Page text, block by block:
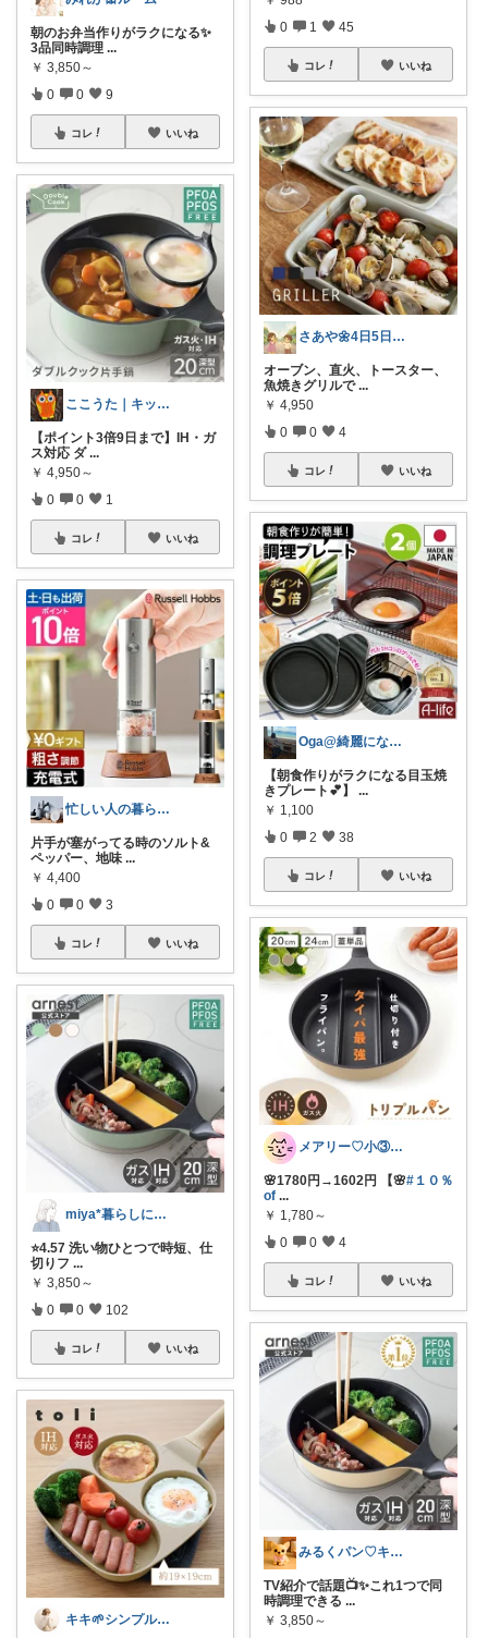
朝のお弁当作りがラクになる✨
3品同時調理 ...
￥ 3,850～
0 0 9
コレ いいね
ここうた｜キッチンから家事ラクな毎日🌼
【ポイント3倍9日まで】IH・ガ
ス対応 ダ ...
￥ 4,950～
0 0 1
コレ いいね
忙しい人の暮らしラクするROOM
片手が塞がってる時のソルト&
ペッパー、地味 ...
￥ 4,400
0 0 3
コレ いいね
miya*暮らしに役立つ楽天セレクト
⭐️4.57 洗い物ひとつで時短、仕
切りフ ...
￥ 3,850～
0 0 102
コレ いいね
キキ🌱シンプルおしゃれ服と雑貨
0 1 45
コレ いいね
さあや🌼4日5日有難うございます
オーブン、直火、トースター、
魚焼きグリルで ...
￥ 4,950
0 0 4
コレ いいね
Oga@綺麗になりたいアラサー美容オタク
【朝食作りがラクになる目玉焼
きプレート💕】
...
￥ 1,100
0 2 38
コレ いいね
メアリー♡小③女の子のママ•᎑•ꕤ
🌸1780円→1602円 【🌸#１０％
of ...
￥ 1,780～
0 0 4
コレ いいね
みるくパン♡キッチンルーム
TV紹介で話題📺✨これ1つで同
時調理できる ...
￥ 3,850～